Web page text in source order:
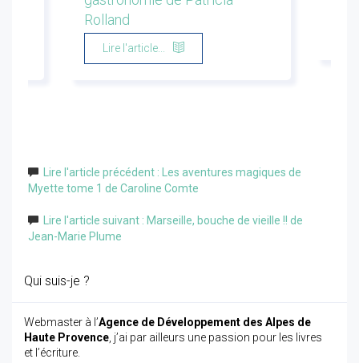
Rolland
Lire l'article...
Lire l'article précédent : Les aventures magiques de
Myette tome 1 de Caroline Comte
Lire l'article suivant : Marseille, bouche de vieille !! de
Jean-Marie Plume
Qui suis-je ?
Webmaster à l’Agence de Développement des Alpes de
Haute Provence , j’ai par ailleurs une passion pour les livres
et l’écriture.